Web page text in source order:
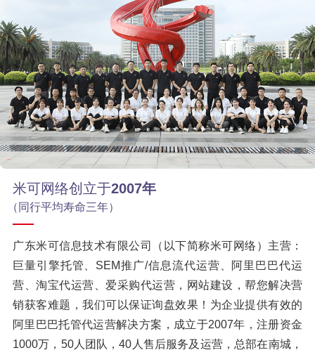
米可网络创立于2007年
（同行平均寿命三年）
广东米可信息技术有限公司（以下简称米可网络）主营：
巨量引擎托管、SEM推广/信息流代运营、阿里巴巴代运
营、淘宝代运营、爱采购代运营，网站建设，帮您解决营
销获客难题，我们可以保证询盘效果！为企业提供有效的
阿里巴巴托管代运营解决方案，成立于2007年，注册资金
1000万，50人团队，40人售后服务及运营，总部在南城，